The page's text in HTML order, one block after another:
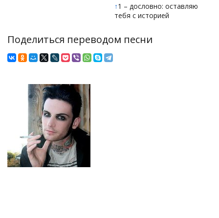
↑1 – дословно: оставляю
тебя с историей
Поделиться переводом песни